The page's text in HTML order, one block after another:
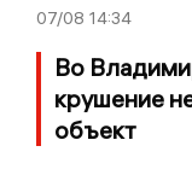
07/08 14:34
Во
крушение
объект